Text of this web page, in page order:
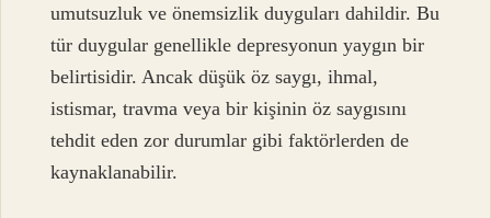
umutsuzluk ve önemsizlik duyguları dahildir. Bu
tür duygular genellikle depresyonun yaygın bir
belirtisidir. Ancak düşük öz saygı, ihmal,
istismar, travma veya bir kişinin öz saygısını
tehdit eden zor durumlar gibi faktörlerden de
kaynaklanabilir.